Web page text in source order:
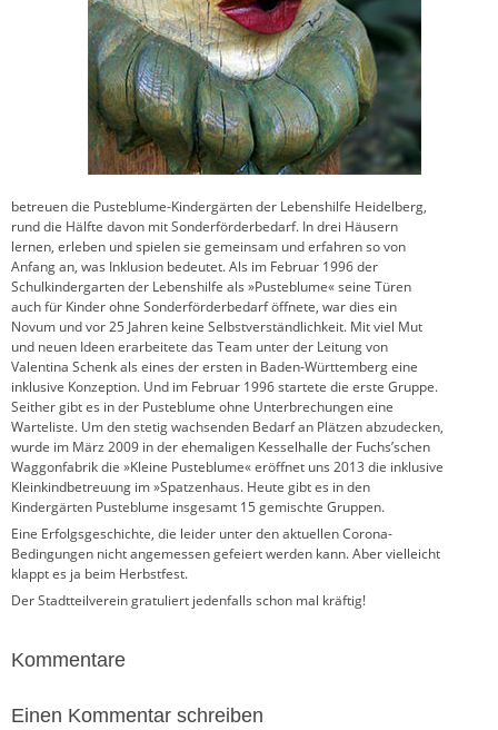
betreuen die Pusteblume-Kindergärten der Lebenshilfe Heidelberg,
rund die Hälfte davon mit Sonderförderbedarf. In drei Häusern
lernen, erleben und spielen sie gemeinsam und erfahren so von
Anfang an, was Inklusion bedeutet. Als im Februar 1996 der
Schulkindergarten der Lebenshilfe als »Pusteblume« seine Türen
auch für Kinder ohne Sonderförderbedarf öffnete, war dies ein
Novum und vor 25 Jahren keine Selbstverständlichkeit. Mit viel Mut
und neuen Ideen erarbeitete das Team unter der Leitung von
Valentina Schenk als eines der ersten in Baden-Württemberg eine
inklusive Konzeption. Und im Februar 1996 startete die erste Gruppe.
Seither gibt es in der Pusteblume ohne Unterbrechungen eine
Warteliste. Um den stetig wachsenden Bedarf an Plätzen abzudecken,
wurde im März 2009 in der ehemaligen Kesselhalle der Fuchs’schen
Waggonfabrik die »Kleine Pusteblume« eröffnet uns 2013 die inklusive
Kleinkindbetreuung im »Spatzenhaus. Heute gibt es in den
Kindergärten Pusteblume insgesamt 15 gemischte Gruppen.
Eine Erfolgsgeschichte, die leider unter den aktuellen Corona-
Bedingungen nicht angemessen gefeiert werden kann. Aber vielleicht
klappt es ja beim Herbstfest.
Der Stadtteilverein gratuliert jedenfalls schon mal kräftig!
Kommentare
Einen Kommentar schreiben